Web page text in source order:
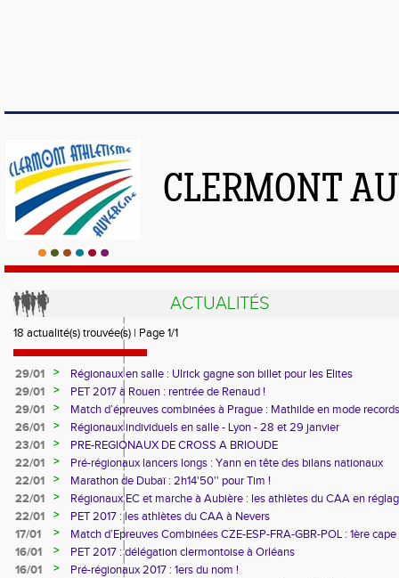
CLERMONT
ACTUALITÉS
18 actualité(s) trouvée(s) | Page 1/1
29/01 >
Régionaux en salle : Ulrick gagne son billet pour les Elites
29/01
>
PET 2017 à Rouen : rentrée de Renaud !
29/01
>
Match d’épreuves combinées à Prague : Mathilde en mode
26/01
>
Régionaux individuels en salle - Lyon - 28 et 29 janvier
23/01
>
PRE-REGIONAUX DE CROSS A BRIOUDE
22/01
>
Pré-régionaux lancers longs : Yann en tête des bilans nationaux
22/01
>
Marathon de Dubaï : 2h14'50'' pour Tim !
22/01
>
Régionaux EC et marche à Aubière : les athlètes du CAA en
22/01
>
PET 2017 : les athlètes du CAA à Nevers
17/01
>
Match d’Epreuves Combinées CZE-ESP-FRA-GBR-POL : 1ère cape
pour Mathilde
16/01 >
PET 2017 : délégation clermontoise à Orléans
16/01
>
Pré-régionaux 2017 : 1ers du nom !